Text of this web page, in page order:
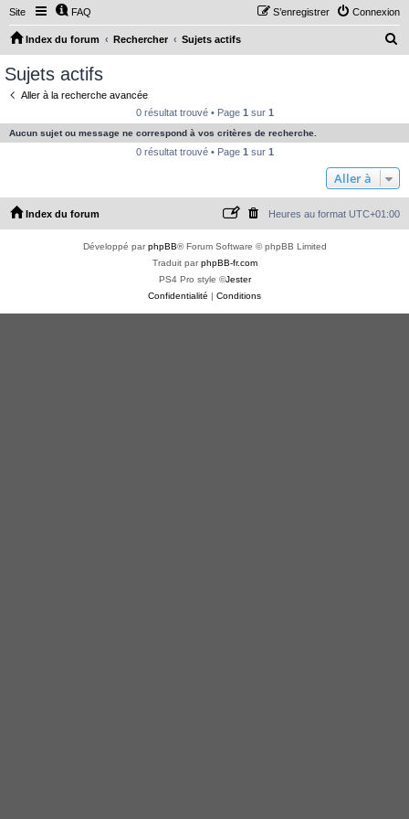
Site FAQ Connexion
S’enregistrer
Index du forum Rechercher Sujets actifs
e
c
e
Sujets actifs
Aller à la recherche avancée
0 résultat trouvé • Page 1 sur 1
Aucun sujet ou message ne correspond à vos critères de recherche.
0 résultat trouvé • Page 1 sur 1
Aller à
Index du forum Heures au format UTC+01:00
Développé parphpBB® Forum Software © phpBB Limited
Traduit parphpBB-fr.com
PS4 Pro style ©Jester
Confidentialité | Conditions